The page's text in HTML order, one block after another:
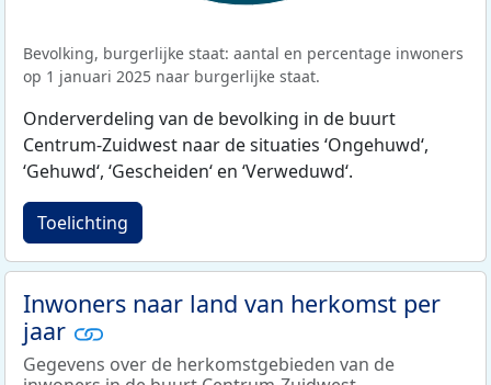
Bevolking, burgerlijke staat: aantal en percentage inwoners
op 1 januari 2025 naar burgerlijke staat.
Onderverdeling van de bevolking in de buurt
Centrum-Zuidwest naar de situaties ‘Ongehuwd‘,
‘Gehuwd‘, ‘Gescheiden‘ en ‘Verweduwd‘.
Toelichting
Inwoners naar land van herkomst per
jaar
Gegevens over de herkomstgebieden van de